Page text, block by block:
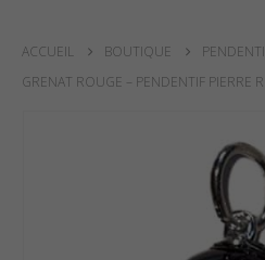
ACCUEIL BOUTIQUE
GRENAT ROUGE – PENDENTIF PIERRE